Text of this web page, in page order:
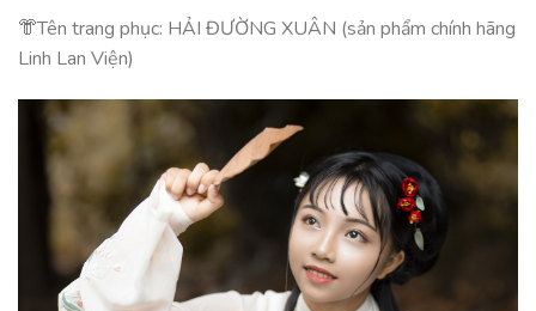
👘Tên trang phục: HẢI ĐƯỜNG XUÂN (sản phẩm chính hãng
Linh Lan Viện)